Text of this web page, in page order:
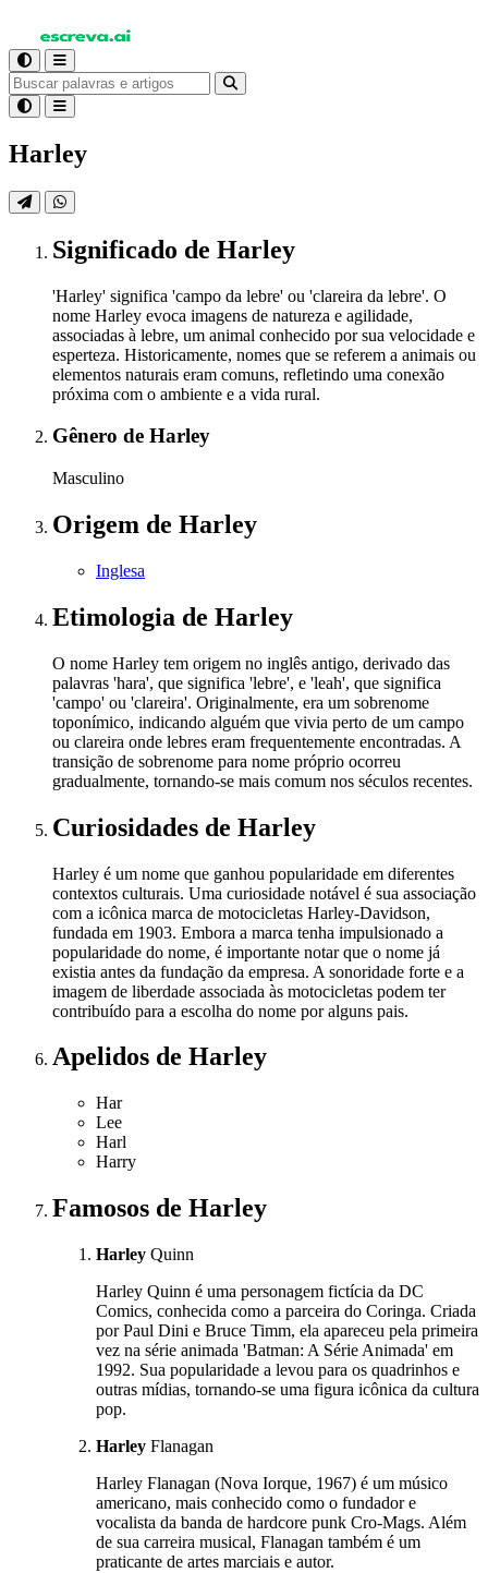
Harley
Significado de Harley
'Harley' significa 'campo da lebre' ou 'clareira da lebre'. O
nome Harley evoca imagens de natureza e agilidade,
associadas à lebre, um animal conhecido por sua velocidade e
esperteza. Historicamente, nomes que se referem a animais ou
elementos naturais eram comuns, refletindo uma conexão
próxima com o ambiente e a vida rural.
Gênero de Harley
Masculino
Origem de Harley
Inglesa
Etimologia de Harley
O nome Harley tem origem no inglês antigo, derivado das
palavras 'hara', que significa 'lebre', e 'leah', que significa
'campo' ou 'clareira'. Originalmente, era um sobrenome
toponímico, indicando alguém que vivia perto de um campo
ou clareira onde lebres eram frequentemente encontradas. A
transição de sobrenome para nome próprio ocorreu
gradualmente, tornando-se mais comum nos séculos recentes.
Curiosidades de Harley
Harley é um nome que ganhou popularidade em diferentes
contextos culturais. Uma curiosidade notável é sua associação
com a icônica marca de motocicletas Harley-Davidson,
fundada em 1903. Embora a marca tenha impulsionado a
popularidade do nome, é importante notar que o nome já
existia antes da fundação da empresa. A sonoridade forte e a
imagem de liberdade associada às motocicletas podem ter
contribuído para a escolha do nome por alguns pais.
Apelidos de Harley
Har
Lee
Harl
Harry
Famosos de Harley
Harley Quinn
Harley Quinn é uma personagem fictícia da DC
Comics, conhecida como a parceira do Coringa. Criada
por Paul Dini e Bruce Timm, ela apareceu pela primeira
vez na série animada 'Batman: A Série Animada' em
1992. Sua popularidade a levou para os quadrinhos e
outras mídias, tornando-se uma figura icônica da cultura
pop.
Harley Flanagan
Harley Flanagan (Nova Iorque, 1967) é um músico
americano, mais conhecido como o fundador e
vocalista da banda de hardcore punk Cro-Mags. Além
de sua carreira musical, Flanagan também é um
praticante de artes marciais e autor.